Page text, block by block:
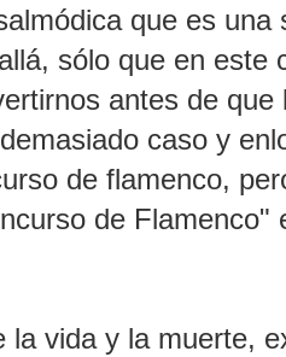
que es
sólo que en este
antes de que
caso y
de flamenco,
de Flamenco"
vida y la muerte,